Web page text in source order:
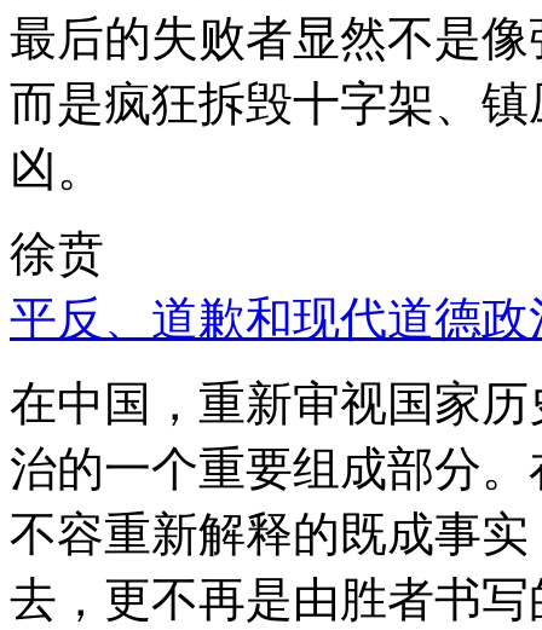
最后的失败者显然不是
而是疯狂拆毁十字架、
凶。
徐贲
平反、道歉和现代道德政
在中国，重新审视国家
治的一个重要组成部分
不容重新解释的既成事
去，更不再是由胜者书